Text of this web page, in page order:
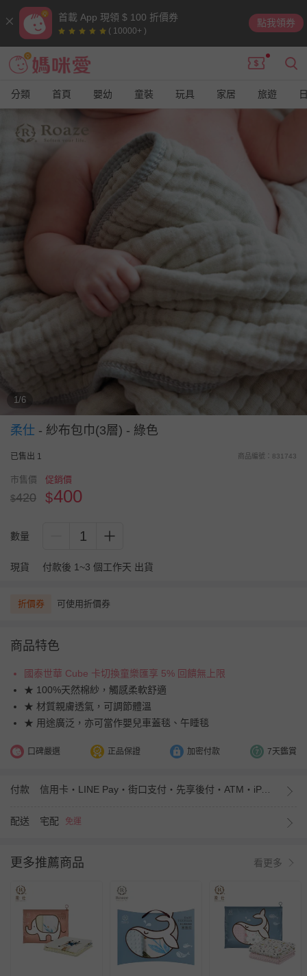
首載 App 現領 $ 100 折價券
( 10000+ )
點我領券
分類 首頁 嬰幼 童裝 玩具 家居 旅遊
1/6
柔仕 - 紗布包巾(3層) - 綠色
已售出 1 商品編號：831743
市售價
$420
促銷價
$400
數量 1
現貨 付款後 1~3 個工作天 出貨
折價券 可使用折價券
商品特色
國泰世華 Cube 卡切換童樂匯享 5% 回饋無上限
★ 100%天然棉紗，觸感柔軟舒適
★ 材質親膚透氣，可調節體溫
★ 用途廣泛，亦可當作嬰兒車蓋毯、午睡毯
口碑嚴選 正品保證 加密付款 7天鑑賞
付款 信用卡・LINE Pay・街口支付・先享後付・ATM・iPASS MONEY
配送 宅配 免運
更多推薦商品 看更多